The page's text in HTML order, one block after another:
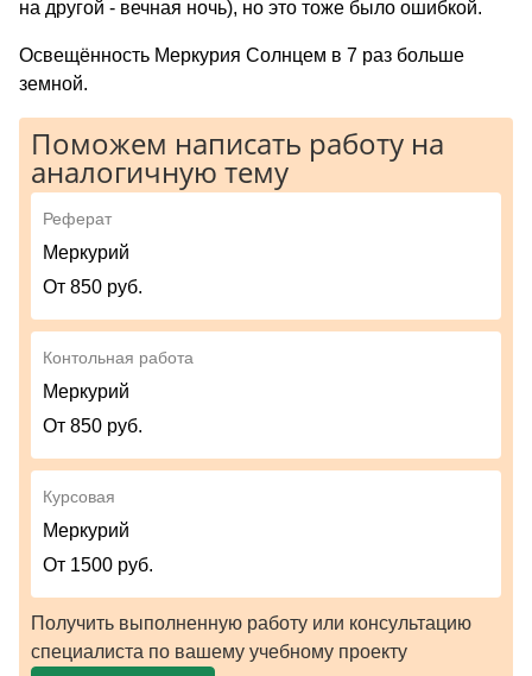
на другой - вечная ночь), но это тоже было ошибкой.
Освещённость Меркурия Солнцем в 7 раз больше
земной.
Поможем написать работу на
аналогичную тему
Реферат
Меркурий
От 850 руб.
Контольная работа
Меркурий
От 850 руб.
Курсовая
Меркурий
От 1500 руб.
Получить выполненную работу или консультацию
специалиста по вашему учебному проекту